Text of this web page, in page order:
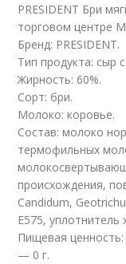
PRESIDENT Бри
торговом центре
Бренд: PRESIDENT.
Тип продукта: сыр
Жирность: 60%.
Сорт: бри.
Молоко: коровье.
Состав: молоко
термофильных
происхождения,
Candidum,
Е575, уплотнитель
Пищевая
— 0 г.